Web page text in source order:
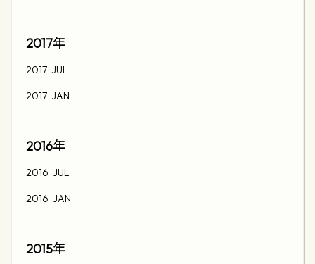
2017年
2017 JUL
2017 JAN
2016年
2016 JUL
2016 JAN
2015年